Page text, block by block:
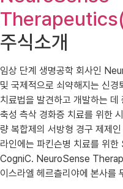
주식소개
임상 단계 생명공학 회사인
및 국제적으로 쇠약해지는 신
치료법을 발견하고 개발하는 데
축성 측삭 경화증 치료를 위한
량 복합제의 서방형 경구 제제
라인에는 파킨슨병 치료를 위
CogniC. NeuroSense
이스라엘 헤르츨리야에 본사를